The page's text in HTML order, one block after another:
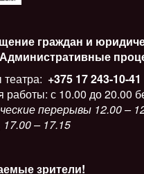
граждан и
Административные
+375 17 243-10-41
работы: с 10.00 до 20.00
перерывы 12.00 –
17.00 – 17.15
зрители!